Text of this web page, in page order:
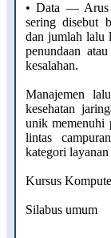
• Data — Arus
sering disebut
dan jumlah lalu
penundaan
kesalahan.
Manajemen
kesehatan
unik memenuhi
lintas
kategori
Kursus
Silabus umum